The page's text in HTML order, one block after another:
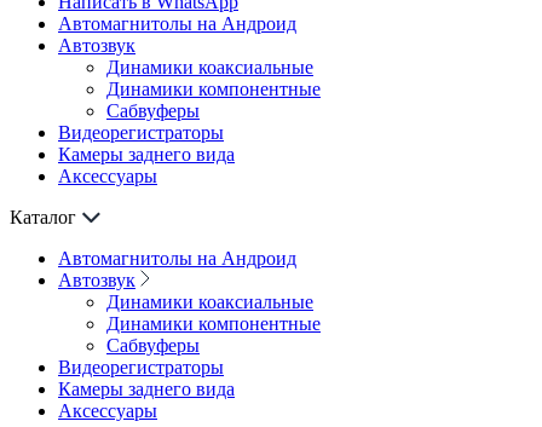
Автомагнитолы на Андроид
Автозвук
Динамики коаксиальные
Динамики компонентные
Сабвуферы
Видеорегистраторы
Камеры заднего вида
Аксессуары
Каталог
Автомагнитолы на Андроид
Автозвук
Динамики коаксиальные
Динамики компонентные
Сабвуферы
Видеорегистраторы
Камеры заднего вида
Аксессуары